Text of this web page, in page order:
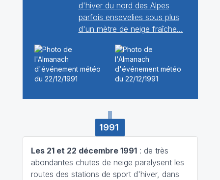
d'hiver du nord des Alpes
parfois ensevelies sous plus
d'un mètre de neige fraîche…
1991
Les 21 et 22 décembre 1991: de très
abondantes chutes de neige paralysent les
routes des stations de sport d'hiver, dans